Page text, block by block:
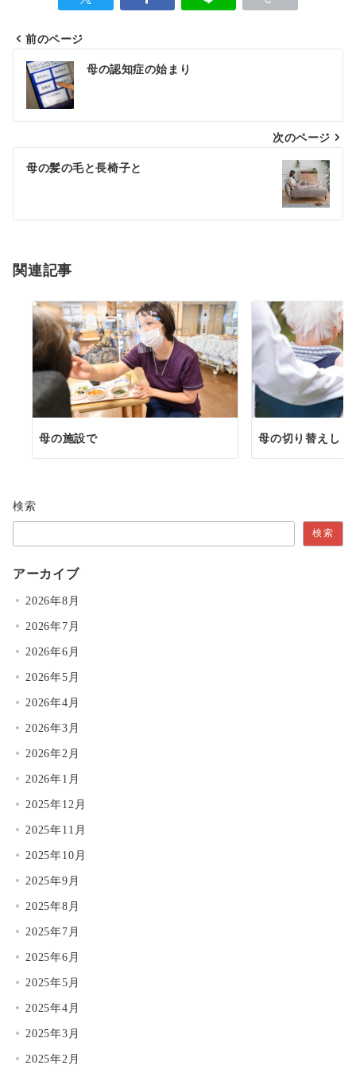
前のページ
母の認知症の始まり
次のページ
母の髪の毛と長椅子と
関連記事
母の施設で 母の切り替えし
検索
検索
アーカイブ
2026年8月
2026年7月
2026年6月
2026年5月
2026年4月
2026年3月
2026年2月
2026年1月
2025年12月
2025年11月
2025年10月
2025年9月
2025年8月
2025年7月
2025年6月
2025年5月
2025年4月
2025年3月
2025年2月